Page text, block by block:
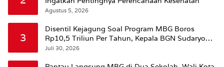
Agustus 5, 2026
3
Disentil Kejagung Soal Program MBG Boros
Rp10,5 Triliun Per Tahun, Kepala BGN Sudaryono
Beri Penjelasan
Juli 30, 2026